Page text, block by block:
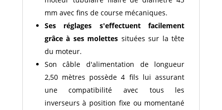
mm avec fins de course mécaniques.
Ses réglages s'effectuent facilement
grâce à ses molettes situées sur la tête
du moteur.
Son câble d'alimentation de longueur
2,50 mètres possède 4 fils lui assurant
une compatibilité avec tous les
inverseurs à position fixe ou momentané